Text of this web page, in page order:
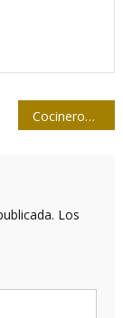
Cocineros desde el sótano retoman fallidas recetas
Los